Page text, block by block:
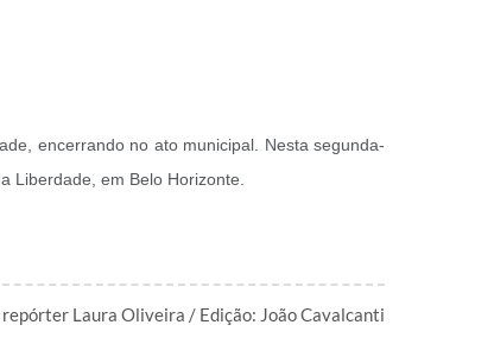
encerrando no ato municipal. Nesta segunda-
Liberdade, em Belo Horizonte.
repórter Laura Oliveira / Edição: João Cavalcanti